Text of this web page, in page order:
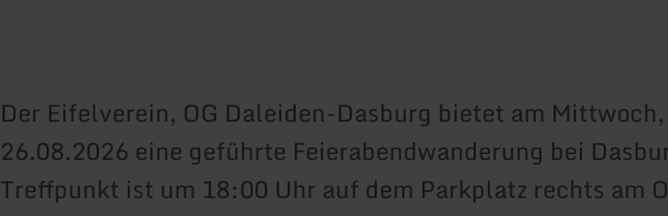
Der Eifelverein, OG Daleiden-Dasburg bietet am
26.08.2026 eine geführte Feierabendwanderung bei
Treffpunkt ist um 18:00 Uhr auf dem Parkplatz rechts am